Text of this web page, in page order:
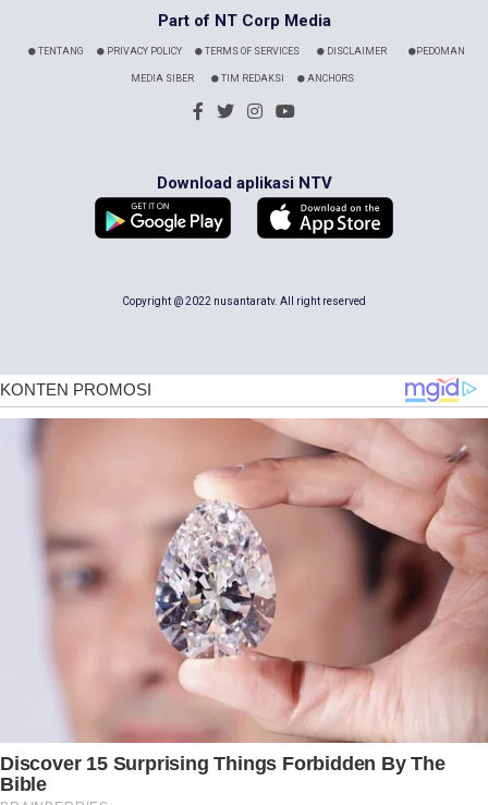
Part of NT Corp Media
TENTANG PRIVACY POLICY TERMS OF SERVICES DISCLAIMER PEDOMAN
MEDIA SIBER TIM REDAKSI ANCHORS
Download aplikasi NTV
Copyright @ 2022 nusantaratv. All right reserved